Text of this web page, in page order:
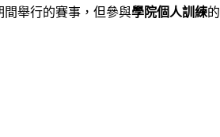
舉行的賽事，但參與學院個人訓練的